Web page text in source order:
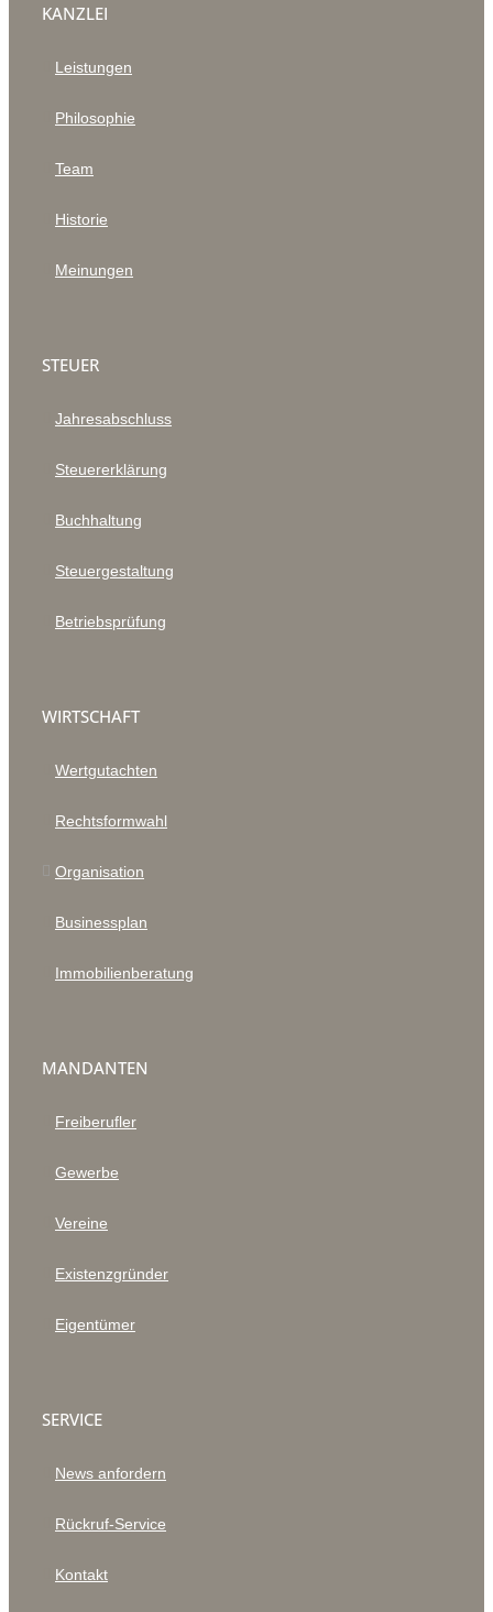
KANZLEI
Leistungen
Philosophie
Team
Historie
Meinungen
STEUER
Jahresabschluss
Steuererklärung
Buchhaltung
Steuergestaltung
Betriebsprüfung
WIRTSCHAFT
Wertgutachten
Rechtsformwahl
Organisation
Businessplan
Immobilienberatung
MANDANTEN
Freiberufler
Gewerbe
Vereine
Existenzgründer
Eigentümer
SERVICE
News anfordern
Rückruf-Service
Kontakt